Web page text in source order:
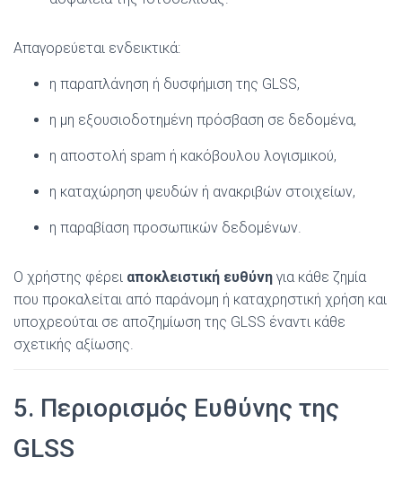
Απαγορεύεται ενδεικτικά:
η παραπλάνηση ή δυσφήμιση της GLSS,
η μη εξουσιοδοτημένη πρόσβαση σε δεδομένα,
η αποστολή spam ή κακόβουλου λογισμικού,
η καταχώρηση ψευδών ή ανακριβών στοιχείων,
η παραβίαση προσωπικών δεδομένων.
Ο χρήστης φέρει αποκλειστική ευθύνη για κάθε ζημία
που προκαλείται από παράνομη ή καταχρηστική χρήση και
υποχρεούται σε αποζημίωση της GLSS έναντι κάθε
σχετικής αξίωσης.
5. Περιορισμός Ευθύνης της
GLSS